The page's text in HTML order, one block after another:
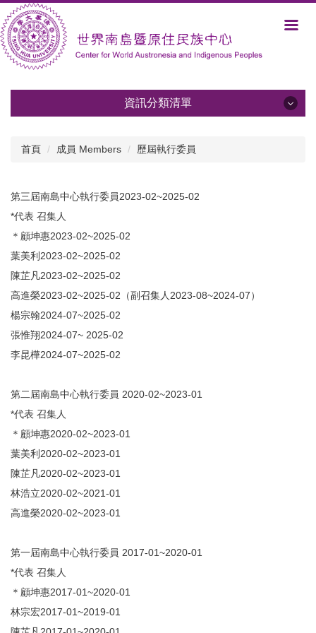
跳
到
主
要
資訊分類清單
發展方向與規劃 Development and Plans
成員 Members
學術活動 Activities
活動報導與影音 Albums
跨領域學分學程 Program
出版品 Publication
相關課程 Austronesian Related Courses
相關論文 Related Thesis
備忘錄 MOU
相關連結 Links
相關媒體報導
聯絡我們 Contact Us
首頁 成員 Members 歷屆執行委員
第三屆南島中心執行委員2023-02~2025-02
*代表 召集人
＊顧坤惠2023-02~2025-02
葉美利2023-02~2025-02
陳芷凡2023-02~2025-02
高進榮2023-02~2025-02（副召集人2023-08~2024-07）
楊宗翰2024-07~2025-02
張惟翔2024-07~ 2025-02
李昆樺2024-07~2025-02
第二屆南島中心執行委員 2020-02~2023-01
*代表 召集人
＊顧坤惠2020-02~2023-01
葉美利2020-02~2023-01
陳芷凡2020-02~2023-01
林浩立2020-02~2021-01
高進榮2020-02~2023-01
第一屆南島中心執行委員 2017-01~2020-01
*代表 召集人
＊顧坤惠2017-01~2020-01
林宗宏2017-01~2019-01